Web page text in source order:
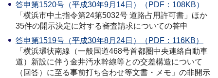
答申第1520号（平成30年9月14日）（PDF：108KB）
「横浜市中土指令第24第5032号 道路占用許可書」ほか
35件の開示決定に対する審査請求についての答申
答申第1519号（平成30年8月24日）（PDF：116KB）
「横浜環状南線（一般国道468号首都圏中央連絡自動車
道）新設に伴う金井汚水幹線等との交差構造について
（回答）に至る事前打ち合わせ等文書・メモ」の非開示